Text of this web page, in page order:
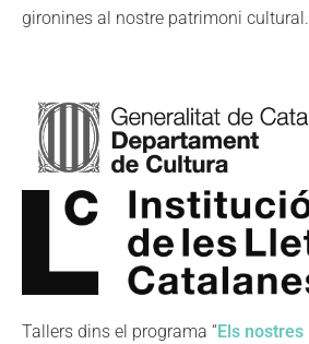
gironines al nostre patrimoni cultural.
Tallers dins el programa “Els nostres